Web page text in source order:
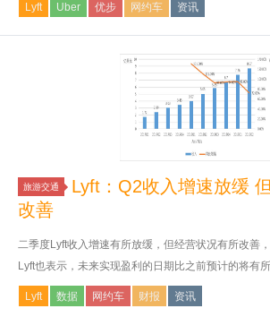
Lyft Uber 优步 网约车 资讯
旅游交通
Lyft：Q2收入增速放缓
改善
二季度Lyft收入增速有所放缓，但经营状况有所改善
Lyft也表示，未来实现盈利的日期比之前预计的将有
Lyft 数据 网约车 财报 资讯